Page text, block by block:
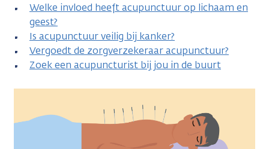
Welke invloed heeft acupunctuur op lichaam en
geest?
Is acupunctuur veilig bij kanker?
Vergoedt de zorgverzekeraar acupunctuur?
Zoek een acupuncturist bij jou in de buurt